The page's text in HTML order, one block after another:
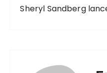
Sheryl Sandberg